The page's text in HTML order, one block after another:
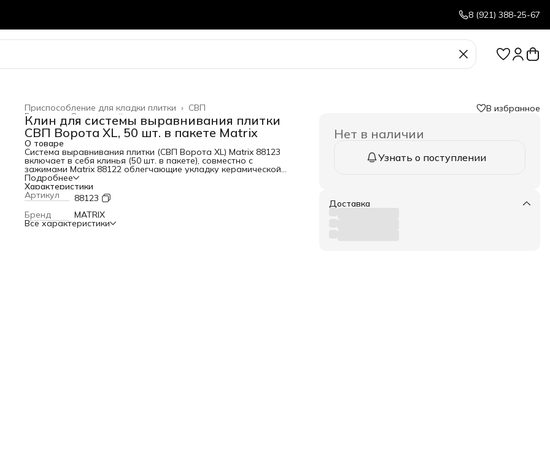
8 (921) 388-25-67
СВП
Приспособление для кладки плитки ›
Отделочный инструмент ›
Главная ›
Клин для системы выравнивания плитки
СВП Ворота XL, 50 шт. в пакете Matrix
О товаре
Система выравнивания плитки (СВП Ворота XL) Matrix 88123
включает в себя клинья (50 шт. в пакете), совместно с
зажимами Matrix 88122 облегчающие укладку керамической
или керамогранитной плитки толщиной 4-13 мм на стены или
на пол. Клинья пригодятся не только начинающим мастерам,
но и профессионалам. Благодаря СВП плитка не смещается и
не проседает в процессе высыхания, швы получаются
ровными и аккуратными, что гарантирует качественный
результат. Преимущества Высокая эффективность — клинья
просты в использовании и повышают скорость работы в
Подробнее
Характеристики
Артикул
88123
Бренд
MATRIX
Все характеристики
В избранное
Нет в наличии
Узнать о поступлении
Доставка